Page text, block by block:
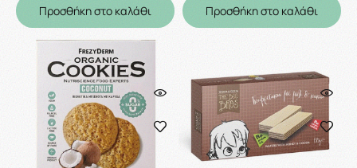
Προσθήκη στο καλάθι Προσθήκη στο καλάθι